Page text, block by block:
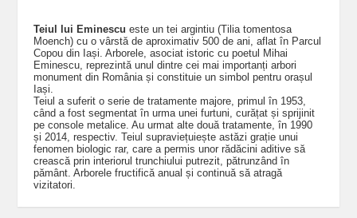
Teiul lui Eminescu este un tei argintiu (Tilia tomentosa
Moench) cu o vârstă de aproximativ 500 de ani, aflat în Parcul
Copou din Iași. Arborele, asociat istoric cu poetul Mihai
Eminescu, reprezintă unul dintre cei mai importanți arbori
monument din România și constituie un simbol pentru orașul
Iași.
Teiul a suferit o serie de tratamente majore, primul în 1953,
când a fost segmentat în urma unei furtuni, curățat și sprijinit
pe console metalice. Au urmat alte două tratamente, în 1990
și 2014, respectiv. Teiul supraviețuiește astăzi grație unui
fenomen biologic rar, care a permis unor rădăcini aditive să
crească prin interiorul trunchiului putrezit, pătrunzând în
pământ. Arborele fructifică anual și continuă să atragă
vizitatori.